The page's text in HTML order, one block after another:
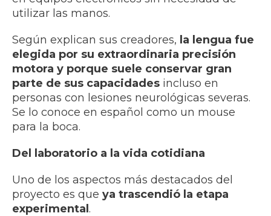
utilizar las manos.
Según explican sus creadores, la lengua fue
elegida por su extraordinaria precisión
motora y porque suele conservar gran
parte de sus capacidades incluso en
personas con lesiones neurológicas severas.
Se lo conoce en español como un mouse
para la boca.
Del laboratorio a la vida cotidiana
Uno de los aspectos más destacados del
proyecto es que ya trascendió la etapa
experimental.